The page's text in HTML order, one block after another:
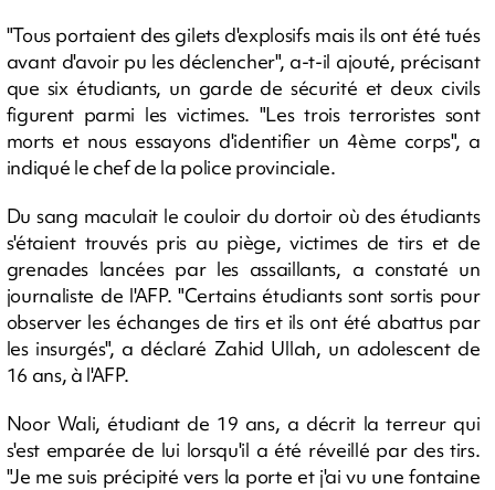
"Tous portaient des gilets d'explosifs mais ils ont été tués
avant d'avoir pu les déclencher", a-t-il ajouté, précisant
que six étudiants, un garde de sécurité et deux civils
figurent parmi les victimes. "Les trois terroristes sont
morts et nous essayons d'identifier un 4ème corps", a
indiqué le chef de la police provinciale.
Du sang maculait le couloir du dortoir où des étudiants
s'étaient trouvés pris au piège, victimes de tirs et de
grenades lancées par les assaillants, a constaté un
journaliste de l'AFP. "Certains étudiants sont sortis pour
observer les échanges de tirs et ils ont été abattus par
les insurgés", a déclaré Zahid Ullah, un adolescent de
16 ans, à l'AFP.
Noor Wali, étudiant de 19 ans, a décrit la terreur qui
s'est emparée de lui lorsqu'il a été réveillé par des tirs.
"Je me suis précipité vers la porte et j'ai vu une fontaine